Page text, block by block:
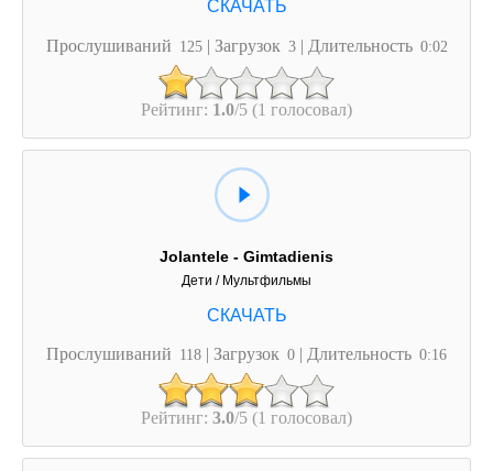
Прослушиваний 125 | Загрузок 3 | Длительность 0:02
Рейтинг: 1.0/5 (1 голосовал)
Jolantele - Gimtadienis
Дети / Мультфильмы
Прослушиваний 118 | Загрузок 0 | Длительность 0:16
Рейтинг: 3.0/5 (1 голосовал)